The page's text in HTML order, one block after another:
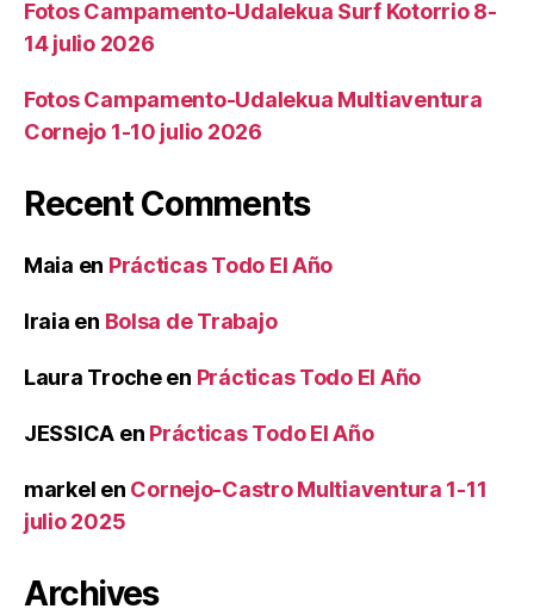
Fotos Campamento-Udalekua Surf Kotorrio 8-
14 julio 2026
Fotos Campamento-Udalekua Multiaventura
Cornejo 1-10 julio 2026
Recent Comments
Maia en Prácticas Todo El Año
Iraia en Bolsa de Trabajo
Laura Trocheen Prácticas Todo El Año
JESSICA en Prácticas Todo El Año
markel en Cornejo-Castro Multiaventura 1-11
julio 2025
Archives